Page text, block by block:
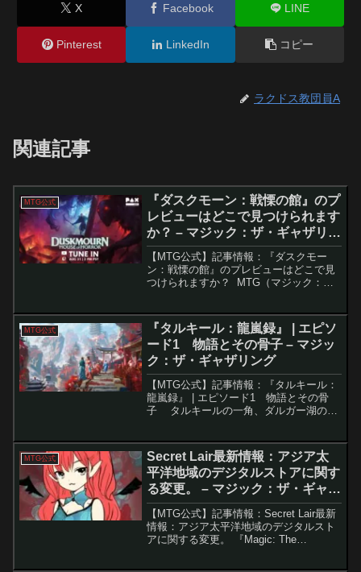
X Facebook LINE
Pinterest LinkedIn コピー
ラクドス教団員A
関連記事
MTG公式
『ダスクモーン：戦慄の館』のプ
レビューはどこで見つけられます
か？ – マジック：ザ・ギャザリン
グ
【MTG公式】記事情報：『ダスクモー
ン：戦慄の館』のプレビューはどこで見
つけられますか？ MTG（マジック：
もなく開始されます。このセットは、恐
怖の館「ダスクモーン」...
MTG公式
『タルキール：龍嵐録』 | エピソ
ード1 物語とその骨子 – マジッ
ク：ザ・ギャザリング
【MTG公式】記事情報：『タルキール：
龍嵐録』 | エピソード1 物語とその骨
子 タルキールの一角、ダルガー湖の漁
た。彼らの華やかな衣装と神秘的な仮面
が物語るのは...
MTG公式
Secret Lair最新情報：アジア太
平洋地域のデジタルストアに関す
る変更。 – マジック：ザ・ギャザ
リング
【MTG公式】記事情報：Secret Lair最新
情報：アジア太平洋地域のデジタルスト
アに関する変更。 『Magic: The